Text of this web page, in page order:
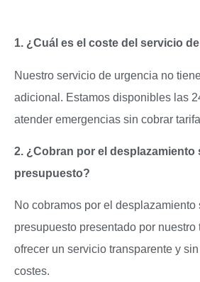
1. ¿Cuál es el coste del servicio
Nuestro servicio de urgencia no
adicional. Estamos disponibles las
atender emergencias sin cobrar
2. ¿Cobran por el desplazamiento
presupuesto?
No cobramos por el desplazamiento
presupuesto presentado por nuestro
ofrecer un servicio transparente y
costes.